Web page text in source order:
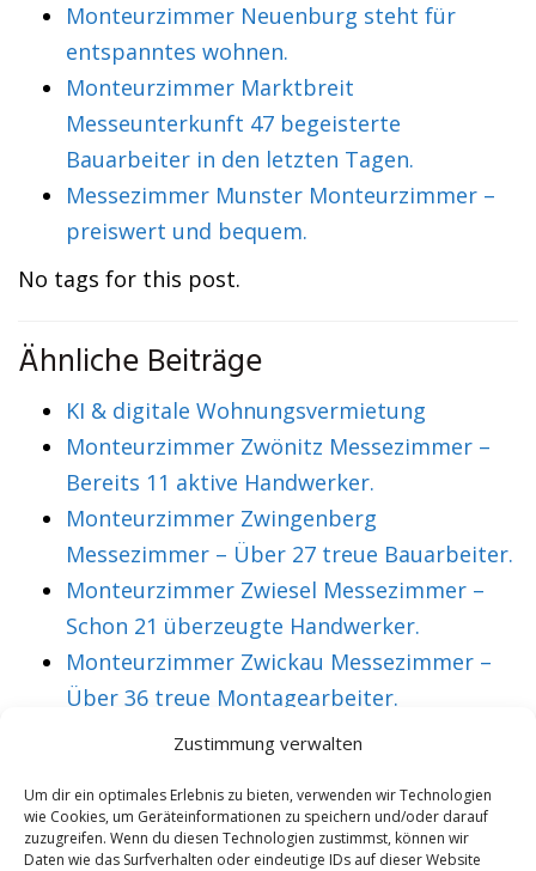
Zustimmung verwalten
Um dir ein optimales Erlebnis zu bieten, verwenden wir Technologien
wie Cookies, um Geräteinformationen zu speichern und/oder darauf
zuzugreifen. Wenn du diesen Technologien zustimmst, können wir
Daten wie das Surfverhalten oder eindeutige IDs auf dieser Website
Monteurzimmer Neuenburg steht für
entspanntes wohnen.
Monteurzimmer Marktbreit
Messeunterkunft 47 begeisterte
Bauarbeiter in den letzten Tagen.
Messezimmer Munster Monteurzimmer –
preiswert und bequem.
No tags for this post.
Ähnliche Beiträge
KI & digitale Wohnungsvermietung
Monteurzimmer Zwönitz Messezimmer –
Bereits 11 aktive Handwerker.
Monteurzimmer Zwingenberg
Messezimmer – Über 27 treue Bauarbeiter.
Monteurzimmer Zwiesel Messezimmer –
Schon 21 überzeugte Handwerker.
Monteurzimmer Zwickau Messezimmer –
Über 36 treue Montagearbeiter.
VORHERIGER ARTIKEL
Monteurwohnung
Borken
NÄCHSTER ARTIKEL
Monteurzimmer
Borna